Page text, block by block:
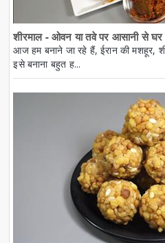
शीरमाल - ओवन या तवे पर आसानी से
आज हम बनाने जा रहे हैं, ईरान की मशहूर,
इसे बनाना बहुत ह...